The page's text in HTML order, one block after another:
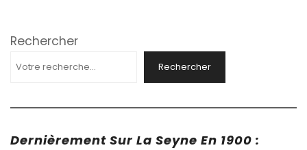
Rechercher
Rechercher
Dernièrement Sur La Seyne En 1900 :